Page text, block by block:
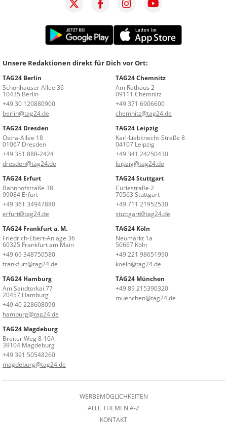
Unsere Redaktionen direkt für Dich vor Ort:
TAG24 Berlin
Schönhauser Allee 36
10435 Berlin
+49 30 120880900
berlin@tag24.de
TAG24 Chemnitz
Am Rathaus 2
09111 Chemnitz
+49 371 6906600
chemnitz@tag24.de
TAG24 Dresden
Ostra-Allee 18
01067 Dresden
+49 351 888-2424
dresden@tag24.de
TAG24 Leipzig
Karl-Liebknecht-Straße 8
04107 Leipzig
+49 341 24250430
leipzig@tag24.de
TAG24 Erfurt
Bahnhofstraße 38
99084 Erfurt
+49 361 34947880
erfurt@tag24.de
TAG24 Stuttgart
Curiestraße 2
70563 Stuttgart
+49 711 21952530
stuttgart@tag24.de
TAG24 Frankfurt a. M.
Friedrich-Ebert-Anlage 36
60325 Frankfurt am Main
+49 69 348750580
frankfurt@tag24.de
TAG24 Köln
Neumarkt 1a
50667 Köln
+49 221 98651990
koeln@tag24.de
TAG24 Hamburg
Am Sandtorkai 77
20457 Hamburg
+49 40 228608090
hamburg@tag24.de
TAG24 München
+49 89 215390320
muenchen@tag24.de
TAG24 Magdeburg
Breiter Weg 8-10A
39104 Magdeburg
+49 391 50548260
magdeburg@tag24.de
WERBEMÖGLICHKEITEN
ALLE THEMEN A-Z
KONTAKT